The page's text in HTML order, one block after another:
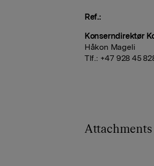
Ref.:
Konserndirektør
Håkon Mageli
Tlf.: +47 928 45
Attachments